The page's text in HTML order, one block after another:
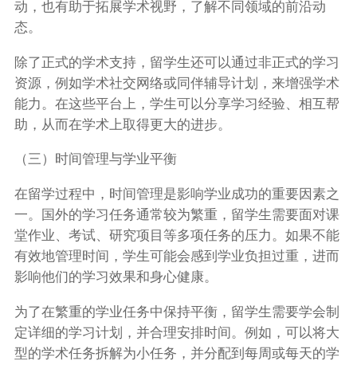
动，也有助于拓展学术视野，了解不同领域的前沿动
态。
除了正式的学术支持，留学生还可以通过非正式的学习
资源，例如学术社交网络或同伴辅导计划，来增强学术
能力。在这些平台上，学生可以分享学习经验、相互帮
助，从而在学术上取得更大的进步。
（三）时间管理与学业平衡
在留学过程中，时间管理是影响学业成功的重要因素之
一。国外的学习任务通常较为繁重，留学生需要面对课
堂作业、考试、研究项目等多项任务的压力。如果不能
有效地管理时间，学生可能会感到学业负担过重，进而
影响他们的学习效果和身心健康。
为了在繁重的学业任务中保持平衡，留学生需要学会制
定详细的学习计划，并合理安排时间。例如，可以将大
型的学术任务拆解为小任务，并分配到每周或每天的学